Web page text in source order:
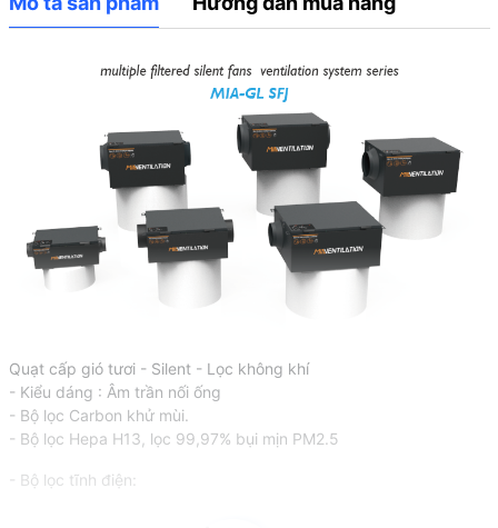
Quạt cấp gió tươi - Silent - Lọc không khí
- Kiểu dáng : Âm trần nối ống
- Bộ lọc Carbon khử mùi.
- Bộ lọc Hepa H13, lọc 99,97% bụi mịn PM2.5
- Bộ lọc tĩnh điện: